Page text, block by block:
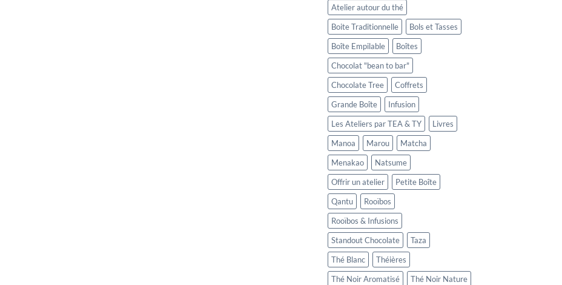
Atelier autour du thé
Boite Traditionnelle
Bols et Tasses
Boîte Empilable
Boîtes
Chocolat "bean to bar"
Chocolate Tree
Coffrets
Grande Boîte
Infusion
Les Ateliers par TEA & TY
Livres
Manoa
Marou
Matcha
Menakao
Natsume
Offrir un atelier
Petite Boîte
Qantu
Rooïbos
Rooïbos & Infusions
Standout Chocolate
Taza
Thé Blanc
Théières
Thé Noir Aromatisé
Thé Noir Nature